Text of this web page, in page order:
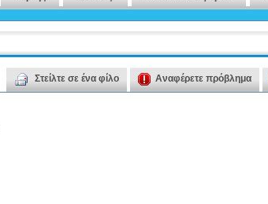
Στείλτε σε ένα φίλο Αναφέρετε πρόβλημα